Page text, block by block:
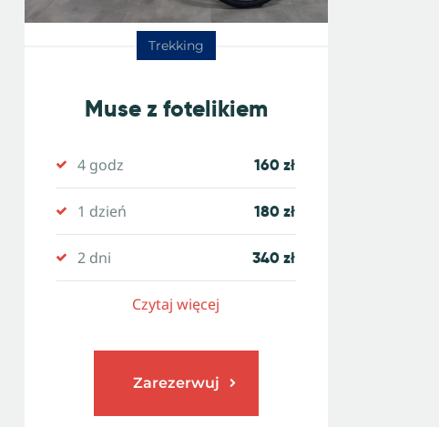
Trekking
Muse z fotelikiem
4 godz 160 zł
1 dzień 180 zł
2 dni 340 zł
Czytaj więcej
Zarezerwuj